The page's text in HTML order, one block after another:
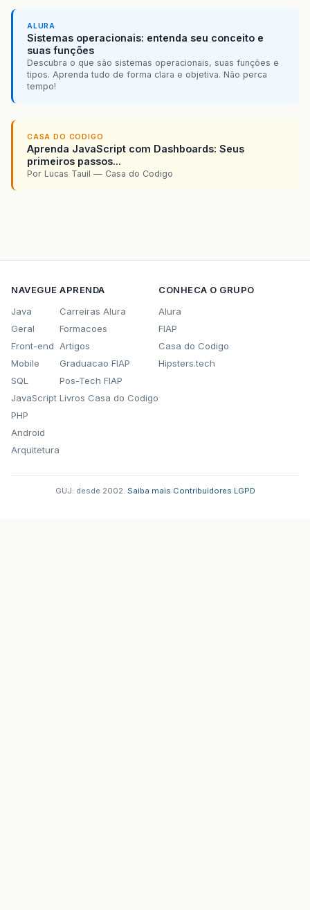
ALURA
Sistemas operacionais: entenda seu conceito e
suas funções
Descubra o que são sistemas operacionais, suas funções e
tipos. Aprenda tudo de forma clara e objetiva. Não perca
tempo!
CASA DO CODIGO
Aprenda JavaScript com Dashboards: Seus
primeiros passos...
Por Lucas Tauil — Casa do Codigo
NAVEGUE
Java
Geral
Front-end
Mobile
SQL
JavaScript
PHP
Android
Arquitetura
APRENDA
Carreiras Alura
Formacoes
Artigos
Graduacao FIAP
Pos-Tech FIAP
Livros Casa do Codigo
CONHECA O GRUPO
Alura
FIAP
Casa do Codigo
Hipsters.tech
GUJ: desde 2002. Saiba mais Contribuidores LGPD